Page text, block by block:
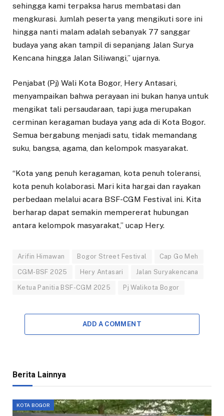
sehingga kami terpaksa harus membatasi dan
mengkurasi. Jumlah peserta yang mengikuti sore ini
hingga nanti malam adalah sebanyak 77 sanggar
budaya yang akan tampil di sepanjang Jalan Surya
Kencana hingga Jalan Siliwangi,” ujarnya.
Penjabat (Pj) Wali Kota Bogor, Hery Antasari,
menyampaikan bahwa perayaan ini bukan hanya untuk
mengikat tali persaudaraan, tapi juga merupakan
cerminan keragaman budaya yang ada di Kota Bogor.
Semua bergabung menjadi satu, tidak memandang
suku, bangsa, agama, dan kelompok masyarakat.
“Kota yang penuh keragaman, kota penuh toleransi,
kota penuh kolaborasi. Mari kita hargai dan rayakan
perbedaan melalui acara BSF-CGM Festival ini. Kita
berharap dapat semakin mempererat hubungan
antara kelompok masyarakat,” ucap Hery.
Arifin Himawan Bogor Street Festival Cap Go Meh
CGM-BSF 2025 Hery Antasari Jalan Suryakencana
Ketua Panitia BSF-CGM 2025 Pj Walikota Bogor
ADD A COMMENT
Berita Lainnya
KOTA BOGOR